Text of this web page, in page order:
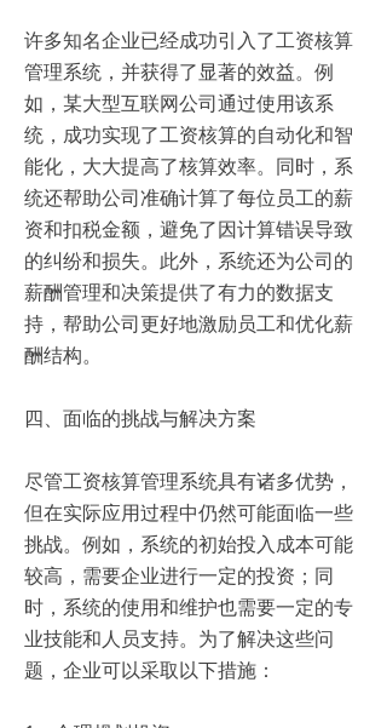
许多知名企业已经成功引入了工资核算
管理系统，并获得了显著的效益。例
如，某大型互联网公司通过使用该系
统，成功实现了工资核算的自动化和智
能化，大大提高了核算效率。同时，系
统还帮助公司准确计算了每位员工的薪
资和扣税金额，避免了因计算错误导致
的纠纷和损失。此外，系统还为公司的
薪酬管理和决策提供了有力的数据支
持，帮助公司更好地激励员工和优化薪
酬结构。
四、面临的挑战与解决方案
尽管工资核算管理系统具有诸多优势，
但在实际应用过程中仍然可能面临一些
挑战。例如，系统的初始投入成本可能
较高，需要企业进行一定的投资；同
时，系统的使用和维护也需要一定的专
业技能和人员支持。为了解决这些问
题，企业可以采取以下措施：